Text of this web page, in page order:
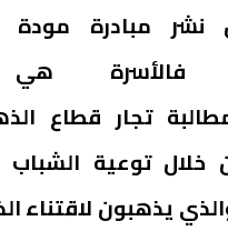
نشر مبادرة
فالأسرة
تجار قطاع
خلال توعية الشباب
يذهبون لاقتناء